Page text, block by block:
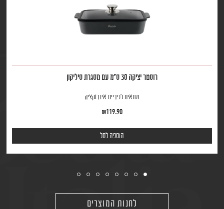
רוסטר יציקה 30 ס"מ עם מסגרת סיליקון
מתאים לכיריים אינדוקציה
₪119.90
הוספה לסל
לחנות המוצרים